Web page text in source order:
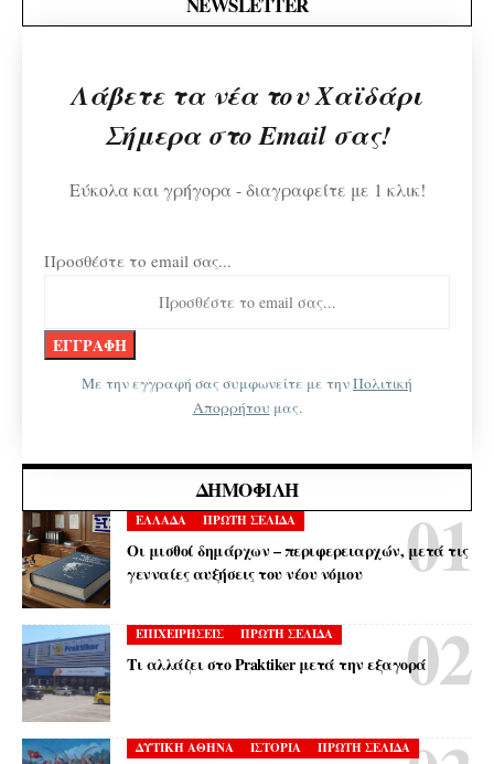
Λάβετε τα νέα του Χαϊδάρι
Σήμερα στο Email σας!
Εύκολα και γρήγορα - διαγραφείτε με 1 κλικ!
Προσθέστε το email σας...
Με την εγγραφή σας συμφωνείτε με τηνΠολιτική
Απορρήτου μας.
ΔΗΜΟΦΙΛΉ
ΕΛΛΑΔΑ ΠΡΩΤΗ ΣΕΛΙΔΑ
Οι μισθοί δημάρχων – περιφερειαρχών, μετά τις
γενναίες αυξήσεις του νέου νόμου
ΕΠΙΧΕΙΡΗΣΕΙΣ ΠΡΩΤΗ ΣΕΛΙΔΑ
Τι αλλάζει στο Praktiker μετά την εξαγορά
ΔΥΤΙΚΗ ΑΘΗΝΑ ΙΣΤΟΡΙΑ ΠΡΩΤΗ ΣΕΛΙΔΑ